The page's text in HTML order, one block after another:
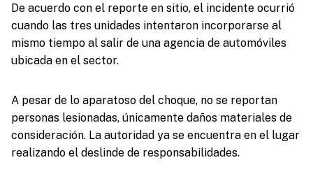
De acuerdo con el reporte en sitio, el incidente ocurrió
cuando las tres unidades intentaron incorporarse al
mismo tiempo al salir de una agencia de automóviles
ubicada en el sector.
A pesar de lo aparatoso del choque, no se reportan
personas lesionadas, únicamente daños materiales de
consideración. La autoridad ya se encuentra en el lugar
realizando el deslinde de responsabilidades.